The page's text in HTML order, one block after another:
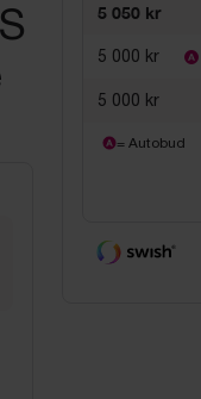
5 050 kr
5 000 kr
5 000 kr
= Autobud